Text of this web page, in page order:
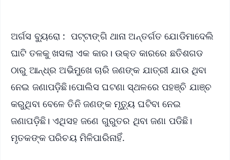
ଅର୍ଗସ ବ୍ୟୁରୋ : ପଟ୍ଟାଙ୍ଗି ଥାନା ଅନ୍ତର୍ଗତ ଯୋଡିମାଦେଲି
ଘାଟି ତଳକୁ ଖସଲା ଏକ କାର। ଉକ୍ତ କାରରେ ଛତିଶଗଡ
ଠାରୁ ଆନ୍ଧ୍ର ଅଭିମୁଖେ ଚାରି ଜଣଙ୍କ ଯାତ୍ରୀ ଯାଉ ଥିବା
ନେଇ ଜଣାପଡ଼ିଛି।ପୋଲିସ ଘଟଣା ସ୍ଥଳରେ ପହଞ୍ଚି ଯାଞ୍ଚ
କରୁଥିବା ବେଳେ ତିନି ଜଣଙ୍କ ମୃତ୍ୟୁ ଘଟିବା ନେଇ
ଜଣାପଡ଼ିଛି। ଏଥିସହ ଜଣେ ଗୁରୁତର ଥିବା ଜଣା ପଡିଛି।
ମୃତକଙ୍କ ପରିଚୟ ମିଳିପାରିନାହିଁ.